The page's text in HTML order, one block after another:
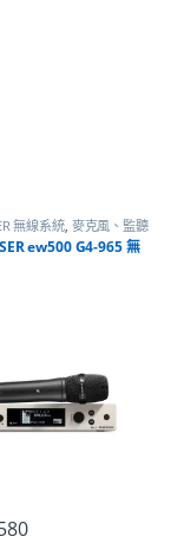
無線系統, 麥克風、監聽
ew500 G4-965 無